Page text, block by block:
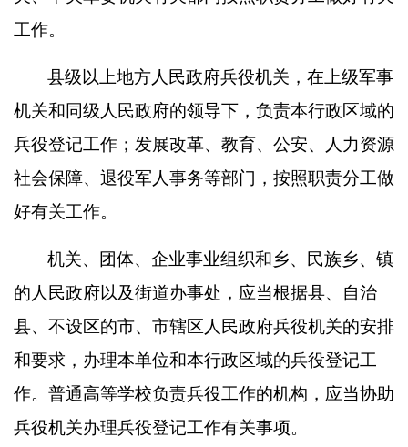
工作。
县级以上地方人民政府兵役机关，在上级军事
机关和同级人民政府的领导下，负责本行政区域的
兵役登记工作；发展改革、教育、公安、人力资源
社会保障、退役军人事务等部门，按照职责分工做
好有关工作。
机关、团体、企业事业组织和乡、民族乡、镇
的人民政府以及街道办事处，应当根据县、自治
县、不设区的市、市辖区人民政府兵役机关的安排
和要求，办理本单位和本行政区域的兵役登记工
作。普通高等学校负责兵役工作的机构，应当协助
兵役机关办理兵役登记工作有关事项。